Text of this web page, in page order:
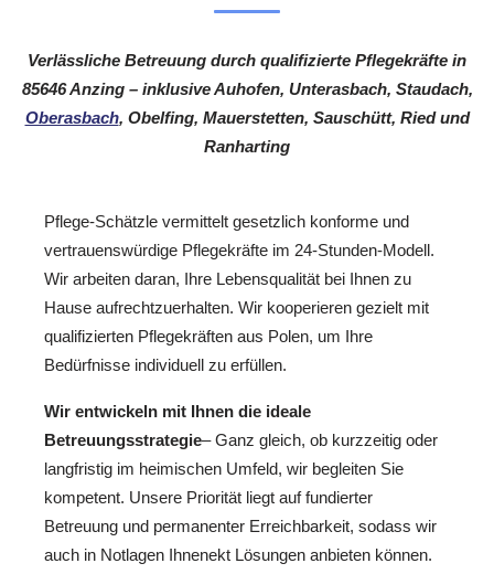
Verlässliche Betreuung durch qualifizierte Pflegekräfte in
85646 Anzing – inklusive Auhofen, Unterasbach, Staudach,
Oberasbach, Obelfing, Mauerstetten, Sauschütt, Ried und
Ranharting
Pflege-Schätzle vermittelt gesetzlich konforme und
vertrauenswürdige Pflegekräfte im 24-Stunden-Modell.
Wir arbeiten daran, Ihre Lebensqualität bei Ihnen zu
Hause aufrechtzuerhalten. Wir kooperieren gezielt mit
qualifizierten Pflegekräften aus Polen, um Ihre
Bedürfnisse individuell zu erfüllen.
Wir entwickeln mit Ihnen die ideale
Betreuungsstrategie– Ganz gleich, ob kurzzeitig oder
langfristig im heimischen Umfeld, wir begleiten Sie
kompetent. Unsere Priorität liegt auf fundierter
Betreuung und permanenter Erreichbarkeit, sodass wir
auch in Notlagen Ihnenekt Lösungen anbieten können.